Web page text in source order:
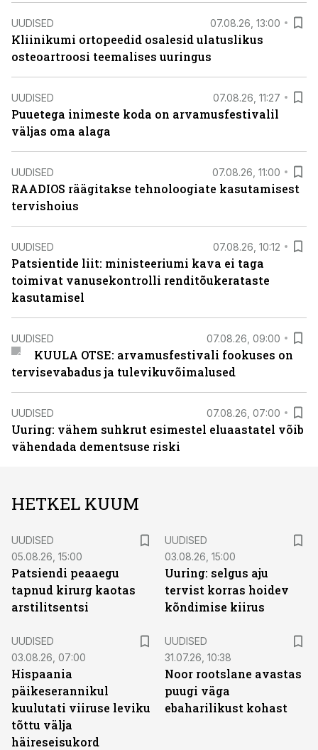
UUDISED 07.08.26, 13:00
Kliinikumi ortopeedid osalesid ulatuslikus
osteoartroosi teemalises uuringus
UUDISED 07.08.26, 11:27
Puuetega inimeste koda on arvamusfestivalil
väljas oma alaga
UUDISED 07.08.26, 11:00
RAADIOS räägitakse tehnoloogiate kasutamisest
tervishoius
UUDISED 07.08.26, 10:12
Patsientide liit: ministeeriumi kava ei taga
toimivat vanusekontrolli renditõukerataste
kasutamisel
UUDISED 07.08.26, 09:00
KUULA OTSE: arvamusfestivali fookuses on
tervisevabadus ja tulevikuvõimalused
UUDISED 07.08.26, 07:00
Uuring: vähem suhkrut esimestel eluaastatel võib
vähendada dementsuse riski
HETKEL KUUM
UUDISED
05.08.26, 15:00
Patsiendi peaaegu
tapnud kirurg kaotas
arstilitsentsi
UUDISED
03.08.26, 15:00
Uuring: selgus aju
tervist korras hoidev
kõndimise kiirus
UUDISED
03.08.26, 07:00
Hispaania
päikeserannikul
kuulutati viiruse leviku
tõttu välja
häireseisukord
UUDISED
31.07.26, 10:38
Noor rootslane avastas
puugi väga
ebaharilikust kohast